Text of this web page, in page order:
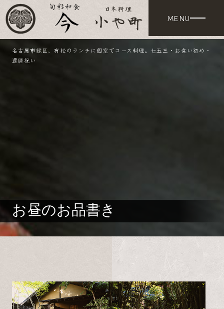
お昼のお品書き
名古屋市緑区、有松のランチに個室でコース料理。七五三・お食い初め・
還暦祝い